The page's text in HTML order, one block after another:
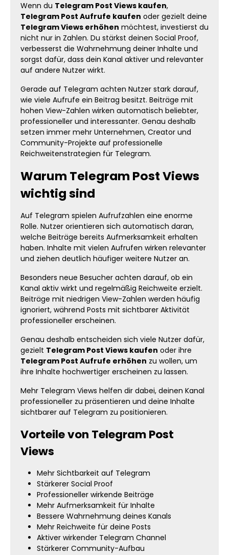
Wenn du Telegram Post Views kaufen,
Telegram Post Aufrufe kaufen oder gezielt deine
Telegram Views erhöhen möchtest, investierst du
nicht nur in Zahlen. Du stärkst deinen Social Proof,
verbesserst die Wahrnehmung deiner Inhalte und
sorgst dafür, dass dein Kanal aktiver und relevanter
auf andere Nutzer wirkt.
Gerade auf Telegram achten Nutzer stark darauf,
wie viele Aufrufe ein Beitrag besitzt. Beiträge mit
hohen View-Zahlen wirken automatisch beliebter,
professioneller und interessanter. Genau deshalb
setzen immer mehr Unternehmen, Creator und
Community-Projekte auf professionelle
Reichweitenstrategien für Telegram.
Warum Telegram Post Views
wichtig sind
Auf Telegram spielen Aufrufzahlen eine enorme
Rolle. Nutzer orientieren sich automatisch daran,
welche Beiträge bereits Aufmerksamkeit erhalten
haben. Inhalte mit vielen Aufrufen wirken relevanter
und ziehen deutlich häufiger weitere Nutzer an.
Besonders neue Besucher achten darauf, ob ein
Kanal aktiv wirkt und regelmäßig Reichweite erzielt.
Beiträge mit niedrigen View-Zahlen werden häufig
ignoriert, während Posts mit sichtbarer Aktivität
professioneller erscheinen.
Genau deshalb entscheiden sich viele Nutzer dafür,
gezielt Telegram Post Views kaufen oder ihre
Telegram Post Aufrufe erhöhen zu wollen, um
ihre Inhalte hochwertiger erscheinen zu lassen.
Mehr Telegram Views helfen dir dabei, deinen Kanal
professioneller zu präsentieren und deine Inhalte
sichtbarer auf Telegram zu positionieren.
Vorteile von Telegram Post
Views
Mehr Sichtbarkeit auf Telegram
Stärkerer Social Proof
Professioneller wirkende Beiträge
Mehr Aufmerksamkeit für Inhalte
Bessere Wahrnehmung deines Kanals
Mehr Reichweite für deine Posts
Aktiver wirkender Telegram Channel
Stärkerer Community-Aufbau